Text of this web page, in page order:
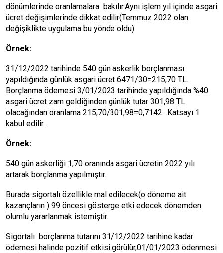
dönümlerinde oranlamalara bakılır.Aynı işlem yıl içinde asgari
ücret değişimlerinde dikkat edilir(Temmuz 2022 olan
değişiklikte uygulama bu yönde oldu)
Örnek:
31/12/2022 tarihinde 540 gün askerlik borçlanması
yapıldığında günlük asgari ücret 6471/30=215,70 TL.
Borçlanma ödemesi 3/01/2023 tarihinde yapıldığında %40
asgari ücret zam geldiğinden günlük tutar 301,98 TL
olacağından oranlama 215,70/301,98=0,7142 ..Katsayı 1
kabul edilir.
Örnek:
540 gün askerliği 1,70 oranında asgari ücretin 2022 yılı
artarak borçlanma yapılmıştır.
Burada sigortalı özellikle mal edilecek(o döneme ait
kazançların ) 99 öncesi gösterge etki edecek dönemden
olumlu yararlanmak istemiştir.
Sigortalı borçlanma tutarını 31/12/2022 tarihine kadar
ödemesi halinde pozitif etkisi görülür,01/01/2023 ödenmesi